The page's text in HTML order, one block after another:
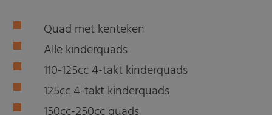
Quad met kenteken
Alle kinderquads
110-125cc 4-takt kinderquads
125cc 4-takt kinderquads